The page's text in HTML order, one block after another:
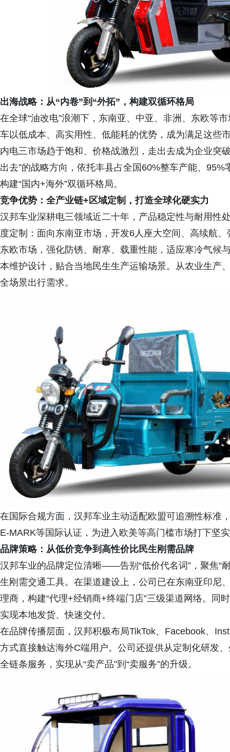
出海战略：从“内卷”到“外拓”，构建双循环格局
在全球“油改电”浪潮下，东南亚、中亚、非洲、东欧等
车以低成本、高实用性、低能耗的优势，成为满足这些
内电三市场趋于饱和、价格战激烈，走出去成为企业突
出去”的战略方向，依托丰县占全国60%整车产能、
构建“国内+海外”双循环格局。
竞争优势：全产业链+区域定制，打造全球化硬实力
汉邦车业深耕电三领域近二十年，产品稳定性与耐用性
度定制：面向东南亚市场，开发6人座大空间、高续航
东欧市场，强化防锈、耐寒、载重性能，适应寒冷气候
本维护设计，贴合当地民生生产运输场景。从农业生产
全场景出行需求。
在国际合规方面，汉邦车业主动适配欧盟可追溯性标准
E-MARK等国际认证，为进入欧美等高门槛市场打下坚
品牌策略：从低价竞争到高性价比民生刚需品牌
汉邦车业的品牌定位清晰——告别“低价代名词”，聚焦“
生刚需交通工具。在渠道建设上，公司已在东南亚印尼
理商，构建“代理+经销商+终端门店”三级渠道网络。同
实现本地发货、快速交付。
在品牌传播层面，汉邦积极布局TikTok、Facebook、
方式直接触达海外C端用户。公司还提供从定制化研发
全链条服务，实现从“卖产品”到“卖服务”的升级。